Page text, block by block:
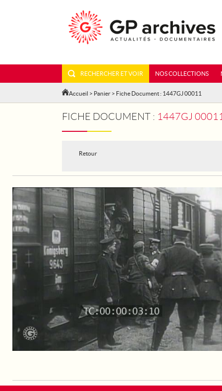
RECHERCHER ET VOIR NOS COLLECTIONS
Accueil > Panier > Fiche Document : 1447GJ 00011
FICHE DOCUMENT : 1447GJ 00011
Retour